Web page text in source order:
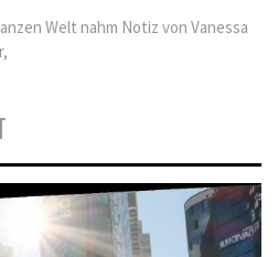
Welt nahm Notiz von Vanessa